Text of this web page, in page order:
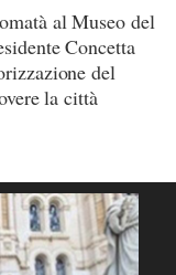
al Museo del
Concetta
del
la città